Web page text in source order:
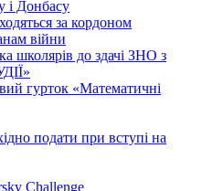
і Донбасу
за кордоном
війни
школярів до здачі ЗНО з
гурток «Математичні
подати при вступі на
Challenge